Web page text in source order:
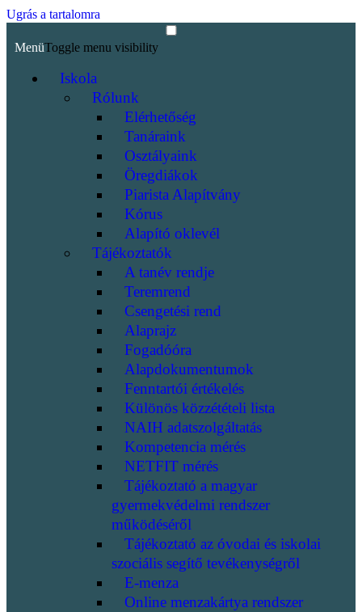
Ugrás a tartalomra
MenüToggle menu visibility
Iskola
Rólunk
Elérhetőség
Tanáraink
Osztályaink
Öregdiákok
Piarista Alapítvány
Kórus
Alapító oklevél
Tájékoztatók
A tanév rendje
Teremrend
Csengetési rend
Alaprajz
Fogadóóra
Alapdokumentumok
Fenntartói értékelés
Különös közzétételi lista
NAIH adatszolgáltatás
Kompetencia mérés
NETFIT mérés
Tájékoztató a magyar
gyermekvédelmi rendszer
működéséről
Tájékoztató az óvodai és iskolai
szociális segítő tevékenységről
E-menza
Online menzakártya rendszer